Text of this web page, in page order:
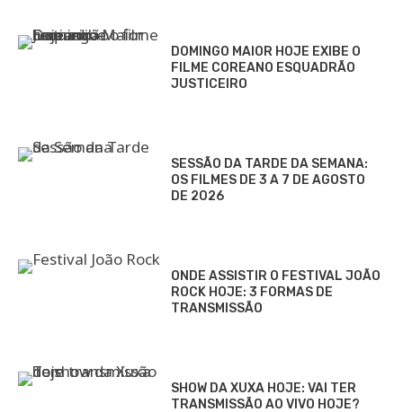
DOMINGO MAIOR HOJE EXIBE O
FILME COREANO ESQUADRÃO
JUSTICEIRO
SESSÃO DA TARDE DA SEMANA:
OS FILMES DE 3 A 7 DE AGOSTO
DE 2026
ONDE ASSISTIR O FESTIVAL JOÃO
ROCK HOJE: 3 FORMAS DE
TRANSMISSÃO
SHOW DA XUXA HOJE: VAI TER
TRANSMISSÃO AO VIVO HOJE?